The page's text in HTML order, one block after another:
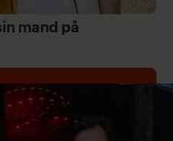
mand på